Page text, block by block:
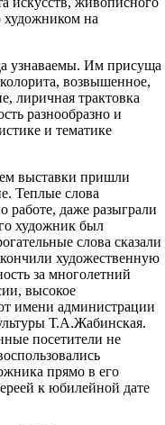
художником на
узнаваемы. Им присуща
возвышенное,
лиричная трактовка
разнообразно и
и тематике
выставки пришли
Теплые слова
работе, даже разыграли
художник был
слова сказали
художественную
за многолетний
высокое
имени администрации
Т.А.Жабинская.
посетители не
прямо в его
к юбилейной дате